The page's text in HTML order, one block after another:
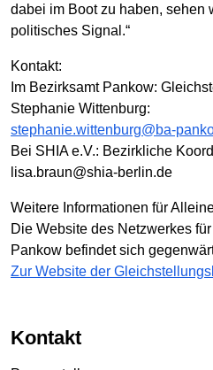
dabei im Boot zu haben, sehen
politisches Signal.“
Kontakt:
Im Bezirksamt Pankow:
Stephanie Wittenburg:
stephanie.wittenburg@ba-
Bei SHIA e.V.: Bezirkliche
lisa.braun@shia-berlin.de
Weitere Informationen für
Die Website des Netzwerkes
Pankow befindet sich
Zur Website der
Kontakt